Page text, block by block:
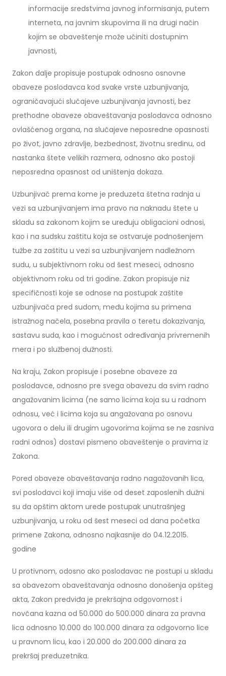
informacije sredstvima javnog informisanja, putem
interneta, na javnim skupovima ili na drugi način
kojim se obaveštenje može učiniti dostupnim
javnosti,
Zakon dalje propisuje postupak odnosno osnovne
obaveze poslodavca kod svake vrste uzbunjivanja,
ograničavajući slučajeve uzbunjivanja javnosti, bez
prethodne obaveze obaveštavanja poslodavca odnosno
ovlašćenog organa, na slučajeve neposredne opasnosti
po život, javno zdravlje, bezbednost, životnu sredinu, od
nastanka štete velikih razmera, odnosno ako postoji
neposredna opasnost od uništenja dokaza.
Uzbunjivač prema kome je preduzeta štetna radnja u
vezi sa uzbunjivanjem ima pravo na naknadu štete u
skladu sa zakonom kojim se uređuju obligacioni odnosi,
kao i na sudsku zaštitu koja se ostvaruje podnošenjem
tužbe za zaštitu u vezi sa uzbunjivanjem nadležnom
sudu, u subjektivnom roku od šest meseci, odnosno
objektivnom roku od tri godine. Zakon propisuje niz
specifičnosti koje se odnose na postupak zaštite
uzbunjivača pred sudom, među kojima su primena
istražnog načela, posebna pravila o teretu dokazivanja,
sastavu suda, kao i mogućnost određivanja privremenih
mera i po službenoj dužnosti.
Na kraju, Zakon propisuje i posebne obaveze za
poslodavce, odnosno pre svega obavezu da svim radno
angažovanim licima (ne samo licima koja su u radnom
odnosu, već i licima koja su angažovana po osnovu
ugovora o delu ili drugim ugovorima kojima se ne zasniva
radni odnos) dostavi pismeno obaveštenje o pravima iz
Zakona.
Pored obaveze obaveštavanja radno nagažovanih lica,
svi poslodavci koji imaju više od deset zaposlenih dužni
su da opštim aktom urede postupak unutrašnjeg
uzbunjivanja, u roku od šest meseci od dana početka
primene Zakona, odnosno najkasnije do 04.12.2015.
godine
U protivnom, odosno ako poslodavac ne postupi u skladu
sa obavezom obaveštavanja odnosno donošenja opšteg
akta, Zakon predviđa je prekršajna odgovornost i
novčana kazna od 50.000 do 500.000 dinara za pravna
lica odnosno 10.000 do 100.000 dinara za odgovorno lice
u pravnom licu, kao i 20.000 do 200.000 dinara za
prekršaj preduzetnika.